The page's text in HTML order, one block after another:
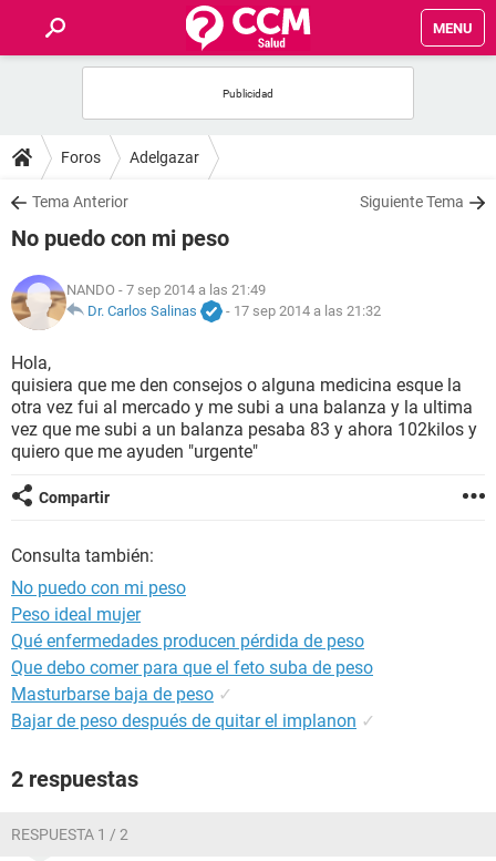
MENU
FOROS
SALUD
FAMILIA
NUTRICIÓN
BIENESTAR
SEXUALIDAD
GLOSARIO
Foros Adelgazar
Tema Anterior Siguiente Tema
No puedo con mi peso
NANDO - 7 sep 2014 a las 21:49
Dr. Carlos Salinas
- 17 sep 2014 a las 21:32
Hola,
quisiera que me den consejos o alguna medicina esque la
otra vez fui al mercado y me subi a una balanza y la ultima
vez que me subi a un balanza pesaba 83 y ahora 102kilos y
quiero que me ayuden "urgente"
Compartir
Consulta también:
No puedo con mi peso
Peso ideal mujer
Qué enfermedades producen pérdida de peso
Que debo comer para que el feto suba de peso
Masturbarse baja de peso ✓
Bajar de peso después de quitar el implanon ✓
2 respuestas
RESPUESTA 1 / 2